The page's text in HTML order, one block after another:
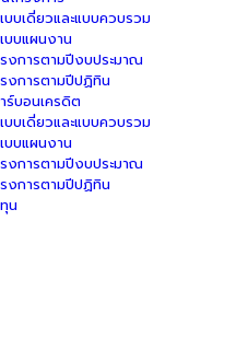
บบเดี่ยวและแบบควบรวม
บบแผนงาน
รงการตามปีงบประมาณ
รงการตามปีปฏิทิน
ร์บอนเครดิต
บบเดี่ยวและแบบควบรวม
บบแผนงาน
รงการตามปีงบประมาณ
รงการตามปีปฏิทิน
น